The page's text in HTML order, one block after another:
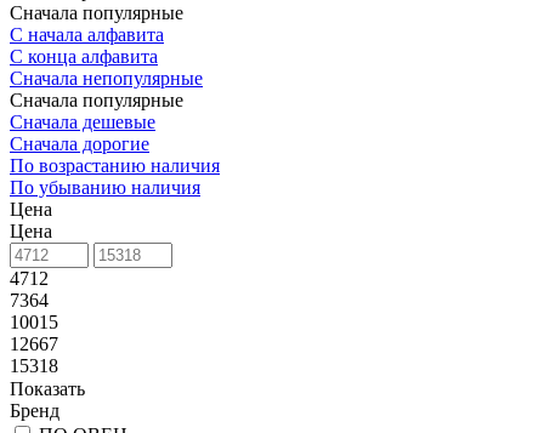
Сначала популярные
С начала алфавита
С конца алфавита
Сначала непопулярные
Сначала популярные
Сначала дешевые
Сначала дорогие
По возрастанию наличия
По убыванию наличия
Цена
Цена
4712
7364
10015
12667
15318
Показать
Бренд